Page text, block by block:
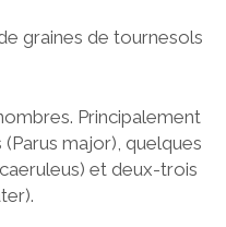
graines de tournesols
Principalement
major), quelques
et deux-trois